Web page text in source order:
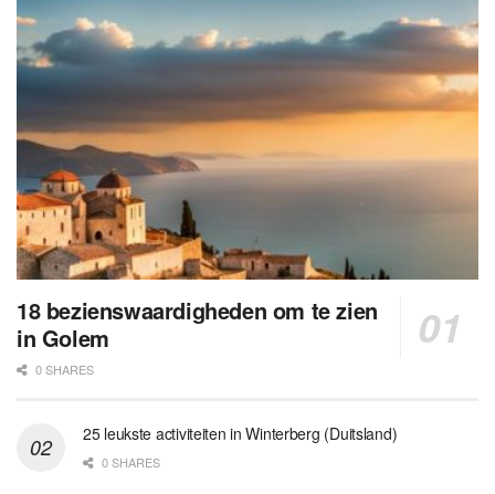
18 bezienswaardigheden om te zien
in Golem
0 SHARES
25 leukste activiteiten in Winterberg (Duitsland)
0 SHARES